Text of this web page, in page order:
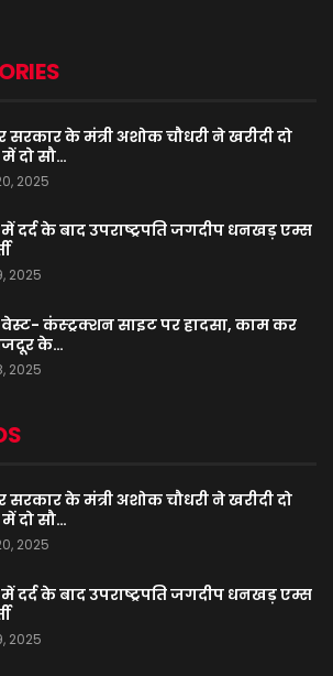
सरकार के मंत्री अशोक चौधरी ने खरीदी दो
दो सौ…
2025
दर्द के बाद उपराष्ट्रपति जगदीप धनखड़ एम्स
2025
वेस्ट- कंस्ट्रक्शन साइट पर हादसा, काम कर
के…
2025
सरकार के मंत्री अशोक चौधरी ने खरीदी दो
दो सौ…
2025
दर्द के बाद उपराष्ट्रपति जगदीप धनखड़ एम्स
2025